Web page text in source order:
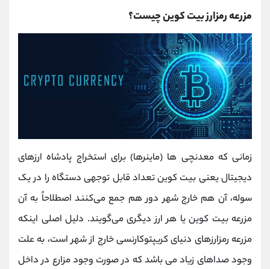
مزرعه رمزارز بیت کوین چیست؟
زمانی که معدنچی‌ ها (ماینرها) برای استخراج پادشاه ارزهای
دیجیتال یعنی بیت کوین تعداد قابل توجهی دستگاه را در یک
سوله، آن هم خارج شهر دور هم جمع می‌کنند اصطلاحاً به آن
مزرعه بیت کوین یا هر ارز دیگری می‌گویند. دلیل اصلی اینکه
مزرعه رمزارزهای دنیای کریپتوکارنسی خارج از شهر است، به علت
وجود صداهای زیاد می باشد که در صورت وجود مزارع در داخل